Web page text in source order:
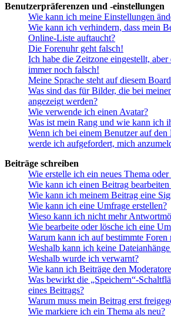
Benutzerpräferenzen und -einstellungen
Wie kann ich meine Einstellungen
Wie kann ich verhindern, dass mein
Online-Liste auftaucht?
Die Forenuhr geht falsch!
Ich habe die Zeitzone eingestellt,
immer noch falsch!
Meine Sprache steht auf diesem
Was sind das für Bilder, die bei
angezeigt werden?
Wie verwende ich einen Avatar?
Was ist mein Rang und wie kann ich
Wenn ich bei einem Benutzer auf
werde ich aufgefordert, mich
Beiträge schreiben
Wie erstelle ich ein neues Thema
Wie kann ich einen Beitrag
Wie kann ich meinem Beitrag eine
Wie kann ich eine Umfrage erstellen?
Wieso kann ich nicht mehr
Wie bearbeite oder lösche ich eine
Warum kann ich auf bestimmte Foren
Weshalb kann ich keine
Weshalb wurde ich verwarnt?
Wie kann ich Beiträge den
Was bewirkt die „Speichern“-
eines Beitrags?
Warum muss mein Beitrag erst
Wie markiere ich ein Thema als neu?